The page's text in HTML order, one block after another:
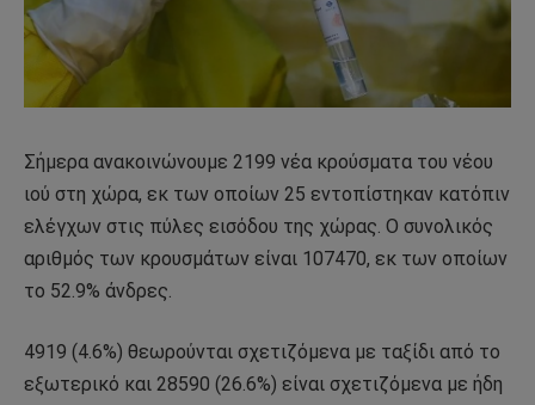
Σήμερα ανακοινώνουμε 2199 νέα κρούσματα του νέου
ιού στη χώρα, εκ των οποίων 25 εντοπίστηκαν κατόπιν
ελέγχων στις πύλες εισόδου της χώρας. Ο συνολικός
αριθμός των κρουσμάτων είναι 107470, εκ των οποίων
το 52.9% άνδρες.
4919 (4.6%) θεωρούνται σχετιζόμενα με ταξίδι από το
εξωτερικό και 28590 (26.6%) είναι σχετιζόμενα με ήδη